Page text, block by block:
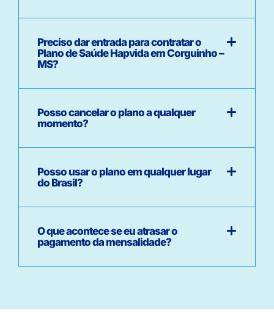
Preciso dar entrada para contratar o
Plano de Saúde Hapvida em Corguinho –
MS?
Posso cancelar o plano a qualquer
momento?
Posso usar o plano em qualquer lugar
do Brasil?
O que acontece se eu atrasar o
pagamento da mensalidade?